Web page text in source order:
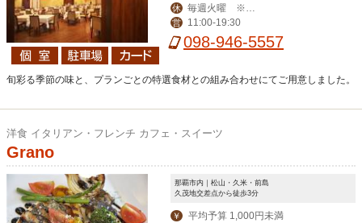
休
毎週火曜 ※年
末年始等、臨時休業
を頂く場合あり
営 11:00-19:30
098-946-5557
旬彩る季節の味と、プランごとの特選食材との組み合わせにてご用意しました。
洋食 イタリアン・フレンチ カフェ・スイーツ
Grano
那覇市内｜松山・久米・前島
久茂地交差点から徒歩3分
￥ 平均予算 1,000円未満